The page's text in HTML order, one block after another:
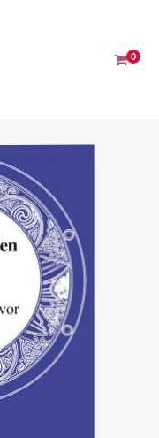
0